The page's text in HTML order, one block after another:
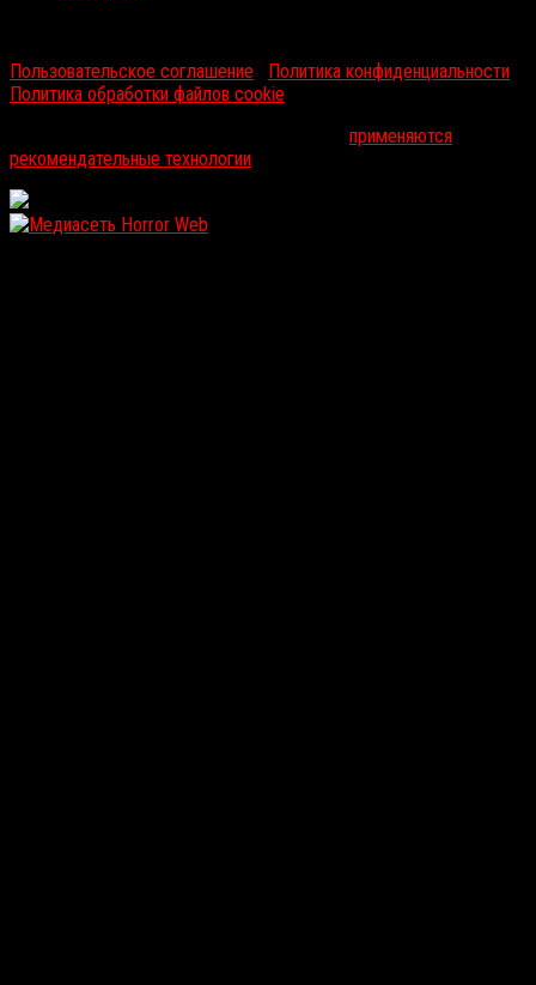
Пользовательское соглашение
Политика конфиденциальности
Политика обработки файлов cookie
применяются
рекомендательные технологии